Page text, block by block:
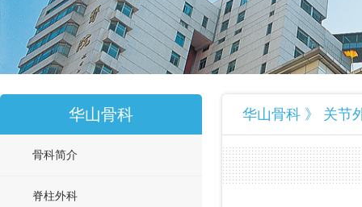
华山骨科
骨科简介
脊柱外科
华山骨科 》 关节